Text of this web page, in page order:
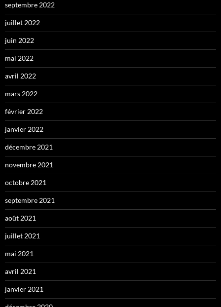
septembre 2022
juillet 2022
juin 2022
mai 2022
avril 2022
mars 2022
février 2022
janvier 2022
décembre 2021
novembre 2021
octobre 2021
septembre 2021
août 2021
juillet 2021
mai 2021
avril 2021
janvier 2021